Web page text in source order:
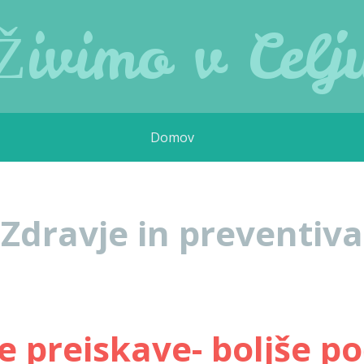
v
Domov
Zdravje in preventiva
preiskave- boljše